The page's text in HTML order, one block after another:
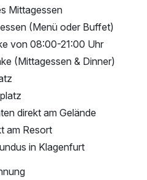
Mittagessen
(Menü oder Buffet)
von 08:00-21:00 Uhr
(Mittagessen & Dinner)
direkt am Gelände
am Resort
in Klagenfurt